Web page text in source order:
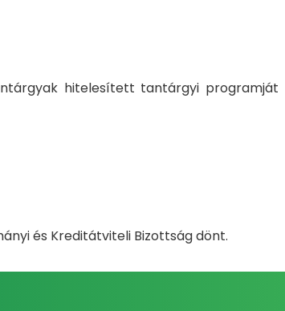
hitelesített tantárgyi programját
és Kreditátviteli Bizottság dönt.